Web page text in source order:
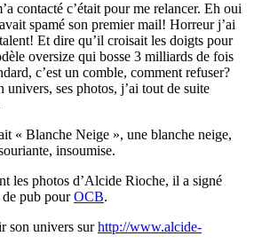
contacté c’était pour me relancer. Eh oui
spamé son premier mail! Horreur j’ai
Et dire qu’il croisait les doigts pour
oversize qui bosse 3 milliards de fois
c’est un comble, comment refuser?
univers, ses photos, j’ai tout de suite
« Blanche Neige », une blanche neige,
insoumise.
les photos d’Alcide Rioche, il a signé
de pub pourOCB.
son univers surhttp://www.alcide-